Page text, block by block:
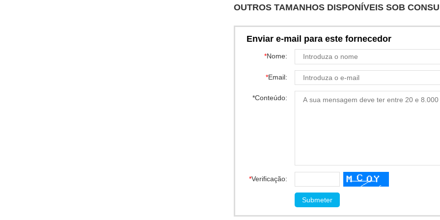
OUTROS TAMANHOS DISPONÍVEIS SOB
Enviar e-mail para este fornecedor
*Nome:
*Email:
*Conteúdo:
*Verificação: